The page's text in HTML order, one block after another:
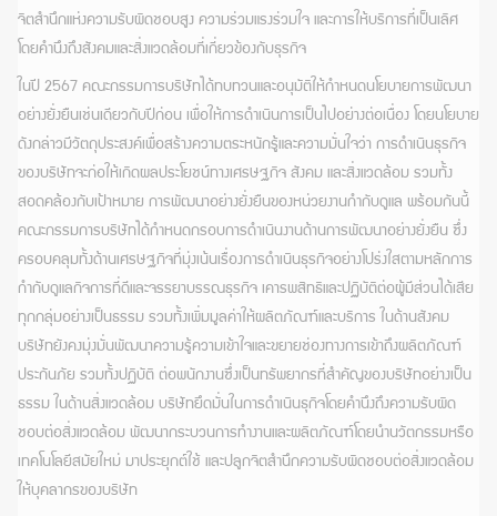
จิตสำนึกแห่งความรับผิดชอบสูง ความร่วมแรงร่วมใจ และการให้บริการที่เป็นเลิศ
โดยคำนึงถึงสังคมและสิ่งแวดล้อมที่เกี่ยวข้องกับธุรกิจ
ในปี 2567 คณะกรรมการบริษัทได้ทบทวนและอนุมัติให้กำหนดนโยบายการพัฒนา
อย่างยั่งยืนเช่นเดียวกับปีก่อน เพื่อให้การดำเนินการเป็นไปอย่างต่อเนื่อง โดยนโยบาย
ดังกล่าวมีวัตถุประสงค์เพื่อสร้างความตระหนักรู้และความมั่นใจว่า การดำเนินธุรกิจ
ของบริษัทจะก่อให้เกิดผลประโยชน์ทางเศรษฐกิจ สังคม และสิ่งแวดล้อม รวมทั้ง
สอดคล้องกับเป้าหมาย การพัฒนาอย่างยั่งยืนของหน่วยงานกำกับดูแล พร้อมกันนี้
คณะกรรมการบริษัทได้กำหนดกรอบการดำเนินงานด้านการพัฒนาอย่างยั่งยืน ซึ่ง
ครอบคลุมทั้งด้านเศรษฐกิจที่มุ่งเน้นเรื่องการดำเนินธุรกิจอย่างโปร่งใสตามหลักการ
กำกับดูแลกิจการที่ดีและจรรยาบรรณธุรกิจ เคารพสิทธิและปฏิบัติต่อผู้มีส่วนได้เสีย
ทุกกลุ่มอย่างเป็นธรรม รวมทั้งเพิ่มมูลค่าให้ผลิตภัณฑ์และบริการ ในด้านสังคม
บริษัทยังคงมุ่งมั่นพัฒนาความรู้ความเข้าใจและขยายช่องทางการเข้าถึงผลิตภัณฑ์
ประกันภัย รวมทั้งปฏิบัติ ต่อพนักงานซึ่งเป็นทรัพยากรที่สำคัญของบริษัทอย่างเป็น
ธรรม ในด้านสิ่งแวดล้อม บริษัทยึดมั่นในการดำเนินธุกิจโดยคำนึงถึงความรับผิด
ชอบต่อสิ่งแวดล้อม พัฒนากระบวนการทำงานและผลิตภัณฑ์โดยนำนวัตกรรมหรือ
เทคโนโลยีสมัยใหม่ มาประยุกต์ใช้ และปลูกจิตสำนึกความรับผิดชอบต่อสิ่งแวดล้อม
ให้บุคลากรของบริษัท